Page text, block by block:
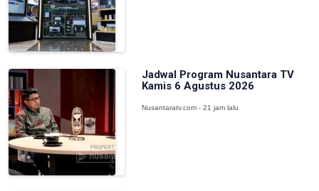
Jadwal Program Nusantara TV
Kamis 6 Agustus 2026
Nusantaratv.com - 21 jam lalu